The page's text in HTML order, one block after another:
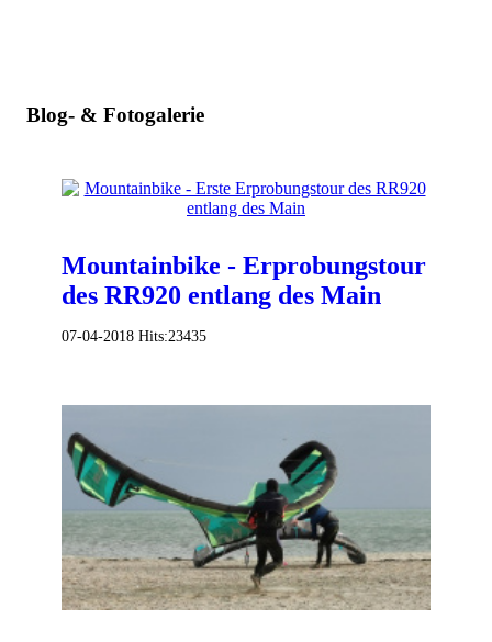
Blog- & Fotogalerie
Mountainbike - Erprobungstour
des RR920 entlang des Main
07-04-2018 Hits:23435